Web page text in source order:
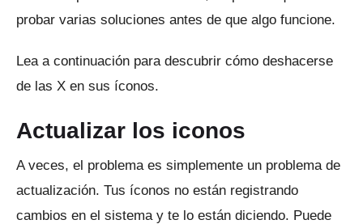
probar varias soluciones antes de que algo funcione.
Lea a continuación para descubrir cómo deshacerse
de las X en sus íconos.
Actualizar los iconos
A veces, el problema es simplemente un problema de
actualización. Tus íconos no están registrando
cambios en el sistema y te lo están diciendo. Puede